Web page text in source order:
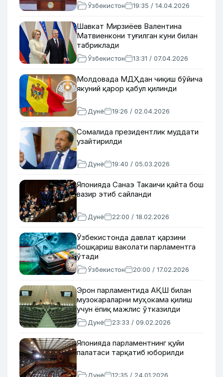
Ўзбекистон 19:35 / 14.04.2026
Шавкат Мирзиёев Валентина
Матвиенкони туғилган куни билан
табриклади
Ўзбекистон 13:31 / 07.04.2026
Молдовада МДҲдан чиқиш бўйича
якуний қарор қабул қилинди
Дунё 19:26 / 02.04.2026
Сомалида президентлик муддати
узайтирилди
Дунё 19:40 / 05.03.2026
Японияда Санаэ Такаичи қайта бош
вазир этиб сайланди
Дунё 22:00 / 18.02.2026
Ўзбекистонда давлат қарзини
бошқариш ваколати парламентга
ўтади
Ўзбекистон 20:00 / 17.02.2026
Эрон парламентида АҚШ билан
музокараларни муҳокама қилиш
учун ёпиқ мажлис ўтказилди
Дунё 23:33 / 09.02.2026
Японияда парламентнинг қуйи
палатаси тарқатиб юборилди
Дунё 12:35 / 24.01.2026